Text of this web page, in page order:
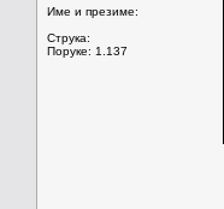
Име и презиме:
Струка:
Поруке: 1.137